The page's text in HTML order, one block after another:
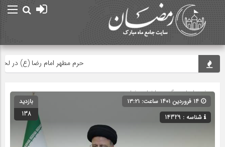
حرم مطهر امام رضا (ع) در لحظه
صفحه اصلی» گروه »اخبار رمضان
شناسه : 14329
بازدید
138